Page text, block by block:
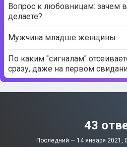
Вопрос к любовницам: зачем
делаете?
Мужчина младше женщины
По каким "сигналам"
сразу, даже на первом
43
Последний — 14 января 2021,